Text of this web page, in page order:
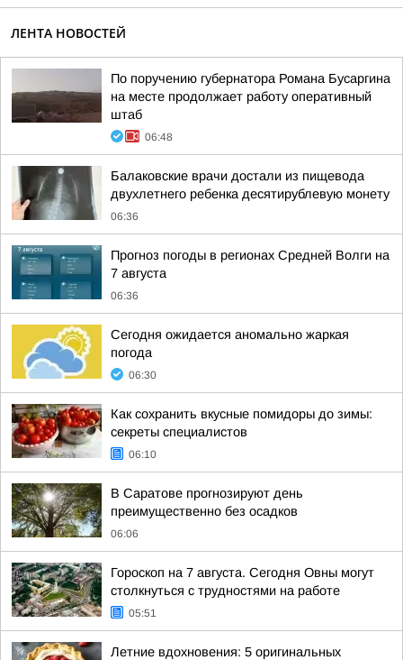
ЛЕНТА НОВОСТЕЙ
По поручению губернатора Романа Бусаргина
на месте продолжает работу оперативный
штаб
06:48
Балаковские врачи достали из пищевода
двухлетнего ребенка десятирублевую монету
06:36
Прогноз погоды в регионах Средней Волги на
7 августа
06:36
Сегодня ожидается аномально жаркая
погода
06:30
Как сохранить вкусные помидоры до зимы:
секреты специалистов
06:10
В Саратове прогнозируют день
преимущественно без осадков
06:06
Гороскоп на 7 августа. Сегодня Овны могут
столкнуться с трудностями на работе
05:51
Летние вдохновения: 5 оригинальных